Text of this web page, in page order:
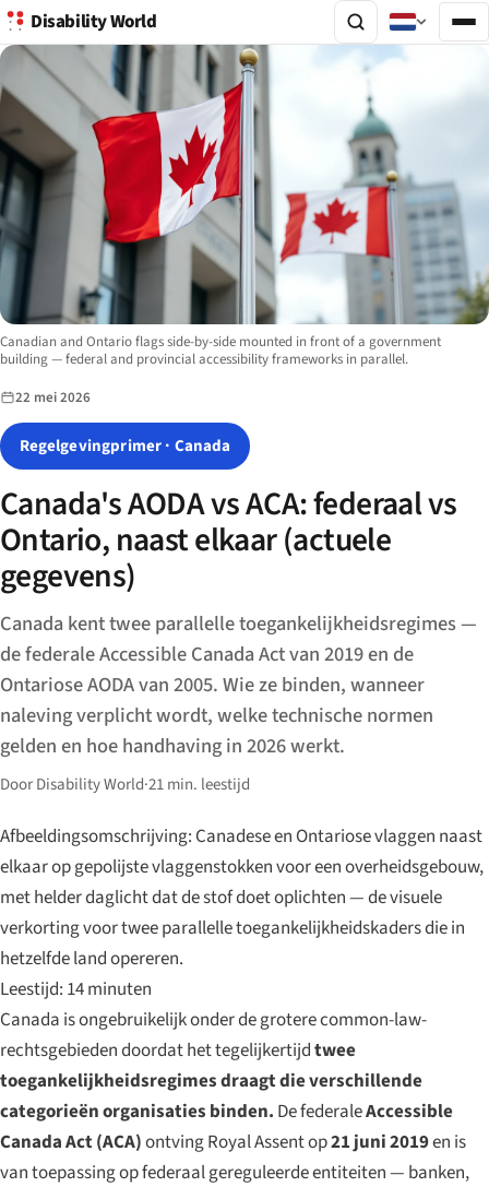
Disability World
Image description:
Canadian and Ontario flags side-by-side mounted in front of a government
building — federal and provincial accessibility frameworks in parallel.
22 mei 2026
Regelgevingprimer · Canada
Canada's AODA vs ACA: federaal vs
Ontario, naast elkaar (actuele
gegevens)
Canada kent twee parallelle toegankelijkheidsregimes —
de federale Accessible Canada Act van 2019 en de
Ontariose AODA van 2005. Wie ze binden, wanneer
naleving verplicht wordt, welke technische normen
gelden en hoe handhaving in 2026 werkt.
Door Disability World·21 min. leestijd
Afbeeldingsomschrijving: Canadese en Ontariose vlaggen naast
elkaar op gepolijste vlaggenstokken voor een overheidsgebouw,
met helder daglicht dat de stof doet oplichten — de visuele
verkorting voor twee parallelle toegankelijkheidskaders die in
hetzelfde land opereren.
Leestijd: 14 minuten
Canada is ongebruikelijk onder de grotere common-law-
rechtsgebieden doordat het tegelijkertijdtwee
toegankelijkheidsregimes draagt die verschillende
categorieën organisaties binden. De federaleAccessible
Canada Act (ACA)ontving Royal Assent op21 juni 2019en is
van toepassing op federaal gereguleerde entiteiten — banken,